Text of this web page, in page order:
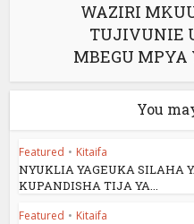
WAZIRI
TUJIVUNIE
MBEGU
You
Featured • Kitaifa
NYUKLIA YAGEUKA SILAHA
KUPANDISHA TIJA YA...
Featured • Kitaifa